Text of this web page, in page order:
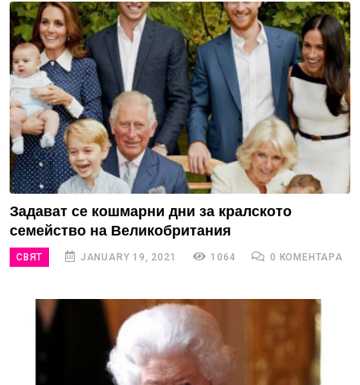
Задават се кошмарни дни за кралското
семейство на Великобритания
СВЯТ JANUARY 19, 2021 1064 0 КОМЕНТАРА